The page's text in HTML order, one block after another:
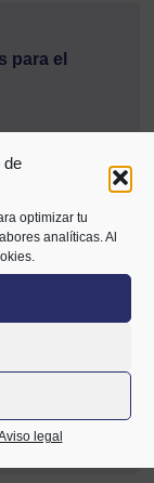
de
optimizar tu
analíticas. Al
legal
para el
Hiria